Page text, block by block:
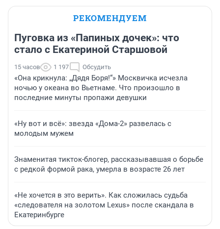
РЕКОМЕНДУЕМ
Пуговка из «Папиных дочек»: что
стало с Екатериной Старшовой
15 часов 1 197 Обсудить
«Она крикнула: „Дядя Боря!“» Москвичка исчезла
ночью у океана во Вьетнаме. Что произошло в
последние минуты пропажи девушки
«Ну вот и всё»: звезда «Дома-2» развелась с
молодым мужем
Знаменитая тикток-блогер, рассказывавшая о борьбе
с редкой формой рака, умерла в возрасте 26 лет
«Не хочется в это верить». Как сложилась судьба
«следователя на золотом Lexus» после скандала в
Екатеринбурге